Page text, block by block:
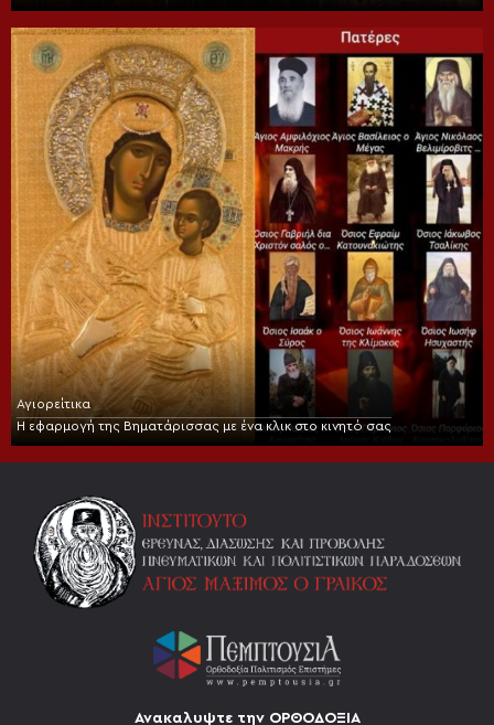
Αγιορείτικα
Η εφαρμογή της Βηματάρισσας με ένα κλικ στο κινητό σας
Ανακαλυψτε την ΟΡΘΟΔΟΞΙΑ